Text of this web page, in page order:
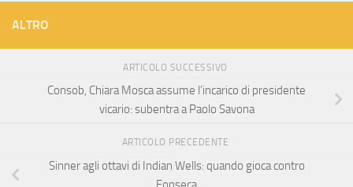
ALTRO
ARTICOLO SUCCESSIVO
Consob, Chiara Mosca assume l’incarico di presidente
vicario: subentra a Paolo Savona
ARTICOLO PRECEDENTE
Sinner agli ottavi di Indian Wells: quando gioca contro